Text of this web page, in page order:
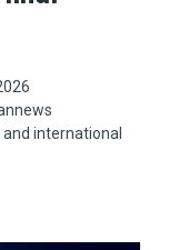
international